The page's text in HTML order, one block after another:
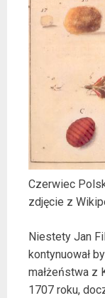
Czerwiec
zdjęcie z
Niestety Jan
kontynuował
małżeństwa z
1707 roku,